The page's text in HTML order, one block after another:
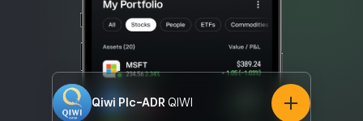
Qiwi Plc-ADR QIWI